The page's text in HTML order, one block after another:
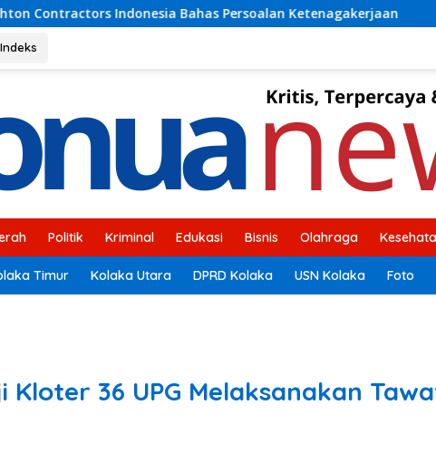
Persoalan Ketenagakerjaan Anggota Komisi V DPR RI H
Indeks
Politik Kriminal Edukasi Bisnis Olahraga
Timur Kolaka Utara DPRD Kolaka USN Kolaka Foto
Kloter 36 UPG Melaksanakan